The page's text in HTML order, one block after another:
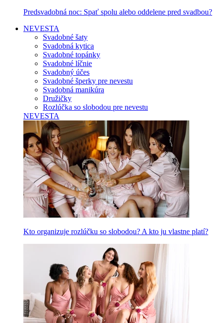
Predsvadobná noc: Spať spolu alebo oddelene pred svadbou?
NEVESTA
Svadobné šaty
Svadobná kytica
Svadobné topánky
Svadobné líčnie
Svadobný účes
Svadobné šperky pre nevestu
Svadobná manikúra
Družičky
Rozlúčka so slobodou pre nevestu
NEVESTA
Kto organizuje rozlúčku so slobodou? A kto ju vlastne platí?